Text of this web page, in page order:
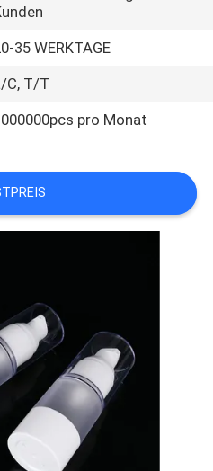
35 WERKTAGE
C, T/T
pro Monat